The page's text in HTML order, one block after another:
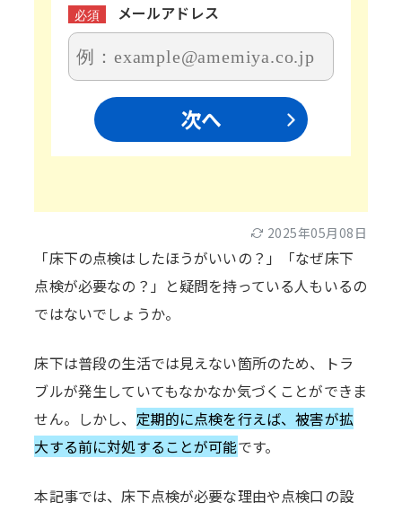
必須 メールアドレス
次へ
2025年05月08日
「床下の点検はしたほうがいいの？」「なぜ床下
点検が必要なの？」と疑問を持っている人もいるの
ではないでしょうか。
床下は普段の生活では見えない箇所のため、トラ
ブルが発生していてもなかなか気づくことができま
せん。しかし、 定期的に点検を行えば、被害が拡
大する前に対処することが可能です。
本記事では、床下点検が必要な理由や点検口の設